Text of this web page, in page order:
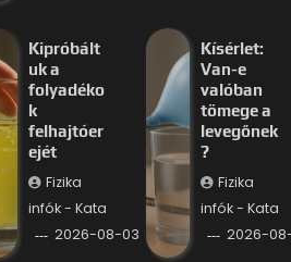
Kipróbált
uk a
folyadéko
k
felhajtóer
ejét
Fizika
infók - Kata
2026-08-03
Kísérlet:
Van-e
valóban
tömege a
levegőnek
?
Fizika
infók - Kata
2026-